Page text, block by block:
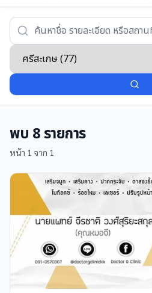
พบ 8รายการ
หน้า 1 จาก 1